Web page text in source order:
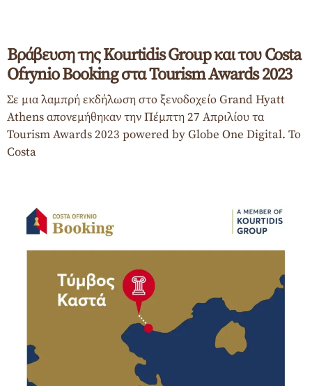
Βράβευση της Kourtidis Group και του Costa
Ofrynio Booking στα Tourism Awards 2023
Σε μια λαμπρή εκδήλωση στο ξενοδοχείο Grand Hyatt
Athens απονεμήθηκαν την Πέμπτη 27 Απριλίου τα
Tourism Awards 2023 powered by Globe One Digital. Το
Costa